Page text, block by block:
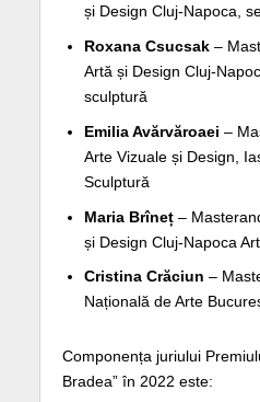
și Design Cluj-Napoca,
Roxana Csucsak–
Artă și Design Cluj-
sculptură
Emilia Avărvăroaei –
Arte Vizuale și Design,
Sculptură
Maria Brîneț–
și Design Cluj-Napoca
Cristina Crăciun –
Națională de Arte
Componența juriului
Bradea” în 2022 este: